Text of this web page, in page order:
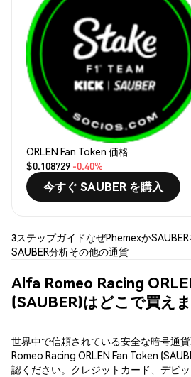
ORLEN Fan Token 価格
$0.108729 -0.40%
今すぐ SAUBER を購入
3ステップガイドなぜPhemexか
SAUBER分析その他の通貨
Alfa Romeo Racing
(SAUBER)はどこで買え
世界中で信頼されている安全な暗号通
Romeo Racing ORLEN Fan Token
認ください。クレジットカード、デビ